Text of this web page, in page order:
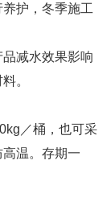
护，冬季施工
减水效果影响
。
／桶，也可采
温。存期一